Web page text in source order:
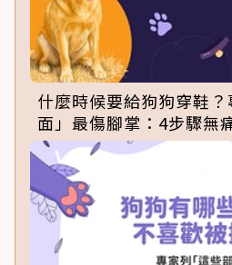
什麼時候要給狗狗穿鞋
面」最傷腳掌：4步驟無